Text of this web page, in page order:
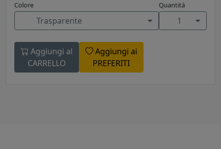
Colore
Trasparente
Quantità
1
Aggiungi al
CARRELLO
Aggiungi ai
PREFERITI